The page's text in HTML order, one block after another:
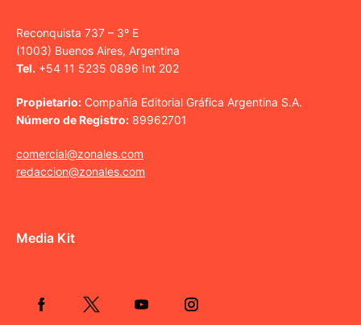
Reconquista 737 – 3º E
(1003) Buenos Aires, Argentina
Tel. +54 11 5235 0896 Int 202
Propietario: Compañía Editorial Gráfica Argentina S.A.
Número de Registro: 89962701
comercial@zonales.com
redaccion@zonales.com
Media Kit